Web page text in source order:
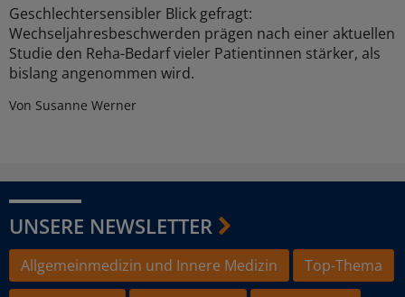
Geschlechtersensibler Blick gefragt:
Wechseljahresbeschwerden prägen nach einer aktuellen
Studie den Reha-Bedarf vieler Patientinnen stärker, als
bislang angenommen wird.
Von Susanne Werner
UNSERE NEWSLETTER
Allgemeinmedizin und Innere Medizin
Top-Thema